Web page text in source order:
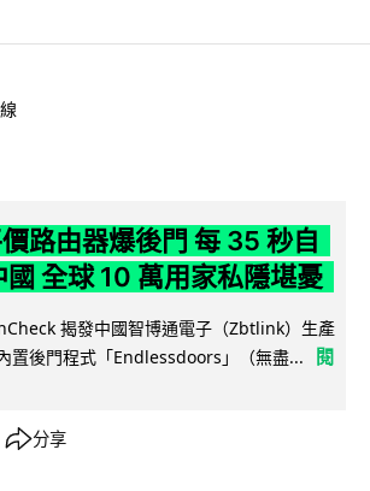
路由器爆後門 每 35 秒自
國 全球 10 萬用家私隱堪憂
揭發中國智博通電子（Zbtlink）生產
置後門程式「Endlessdoors」（無盡...
閱
分享